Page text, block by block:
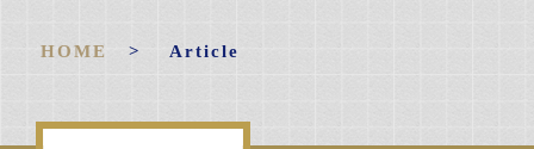
HOME > Article